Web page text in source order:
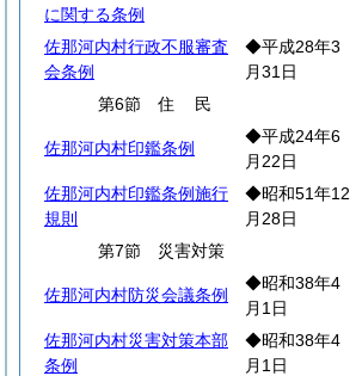
に関する条例
佐那河内村行政不服審査
会条例
◆平成28年3
月31日
第6節 住 民
佐那河内村印鑑条例
◆平成24年6
月22日
佐那河内村印鑑条例施行
規則
◆昭和51年12
月28日
第7節 災害対策
佐那河内村防災会議条例
◆昭和38年4
月1日
佐那河内村災害対策本部
条例
◆昭和38年4
月1日